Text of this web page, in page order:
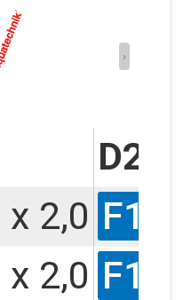
›
D2
x 2,0 F13
x 2,0 F13